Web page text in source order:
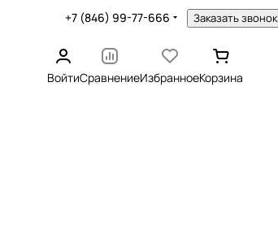
+7 (846) 99-77-666 Заказать звонок
ВойтиСравнениеИзбранноеКорзина